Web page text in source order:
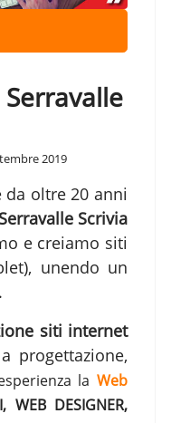
2019
da oltre 20 anni
Serravalle Scrivia
e creiamo siti
unendo un
siti internet
progettazione,
laWeb
WEB DESIGNER,